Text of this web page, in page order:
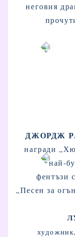
неговия
ДЖОРДЖ
награди
най-
фентъзи
„Песен за